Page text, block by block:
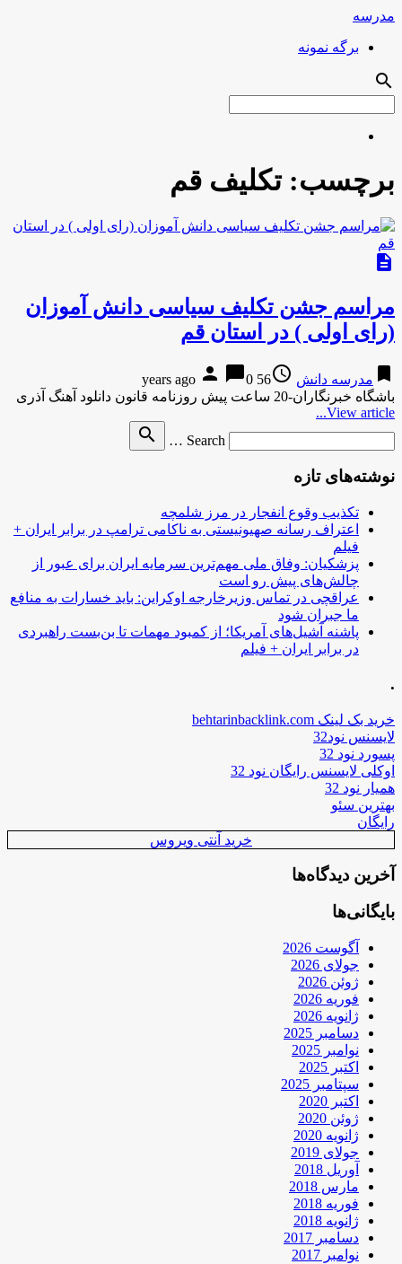
مدرسه
برگه نمونه
search
برچسب:تکلیف قم
description
مراسم جشن تکلیف سیاسی دانش آموزان
(رای اولی ) در استان قم
bookmark مدرسه دانش access_time
56 years ago
person chat_bubble0
باشگاه خبرنگاران-20 ساعت پیش روزنامه قانون دانلود آهنگ آذری
View article...
Search …
search
نوشته‌های تازه
تکذیب وقوع انفجار در مرز شلمچه
اعتراف رسانه صهیونیستی به ناکامی ترامپ در برابر ایران +
فیلم
پزشکیان: وفاق ملی مهم‌ترین سرمایه ایران برای عبور از
چالش‌های پیش رو است
عراقچی در تماس وزیرخارجه اوکراین: باید خسارات به منافع
ما جبران شود
پاشنه آشیل‌های آمریکا؛ از کمبود مهمات تا بن‌بست راهبردی
در برابر ایران + فیلم
.
خرید بک لینک behtarinbacklink.com
لایسنس نود32
پسورد نود 32
اوکلی لایسنس رایگان نود 32
همیار نود 32
بهترین سئو
رایگان
خرید آنتی ویروس
آخرین دیدگاه‌ها
بایگانی‌ها
آگوست 2026
جولای 2026
ژوئن 2026
فوریه 2026
ژانویه 2026
دسامبر 2025
نوامبر 2025
اکتبر 2025
سپتامبر 2025
اکتبر 2020
ژوئن 2020
ژانویه 2020
جولای 2019
آوریل 2018
مارس 2018
فوریه 2018
ژانویه 2018
دسامبر 2017
نوامبر 2017